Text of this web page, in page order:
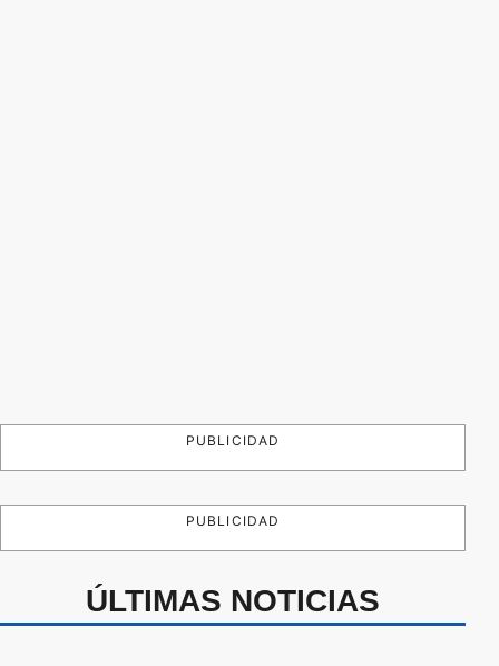
PUBLICIDAD
PUBLICIDAD
ÚLTIMAS NOTICIAS